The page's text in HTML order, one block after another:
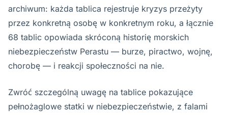
archiwum: każda tablica rejestruje kryzys przeżyty
przez konkretną osobę w konkretnym roku, a łącznie
68 tablic opowiada skróconą historię morskich
niebezpieczeństw Perastu — burze, piractwo, wojnę,
chorobę — i reakcji społeczności na nie.
Zwróć szczególną uwagę na tablice pokazujące
pełnożaglowe statki w niebezpieczeństwie, z falami